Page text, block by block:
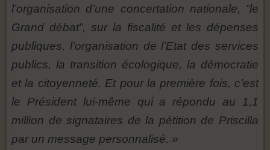
l’organisation d’une concertation nationale, “le
Grand débat”, sur la fiscalité et les dépenses
publiques, l’organisation de l’Etat des services
publics, la transition écologique, la démocratie
et la citoyenneté. Et pour la première fois, c’est
le Président lui-même qui a répondu au 1,1
million de signataires de la pétition de Priscilla
par un message personnalisé. »